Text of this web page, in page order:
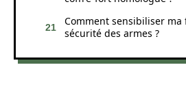
Comment sensibiliser ma
sécurité des armes ?